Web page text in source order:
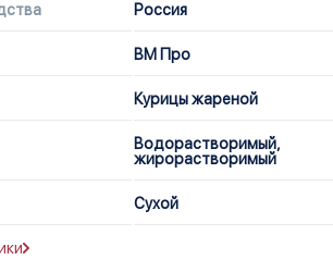
Россия
ВМ Про
Курицы жареной
Водорастворимый,
жирорастворимый
Сухой